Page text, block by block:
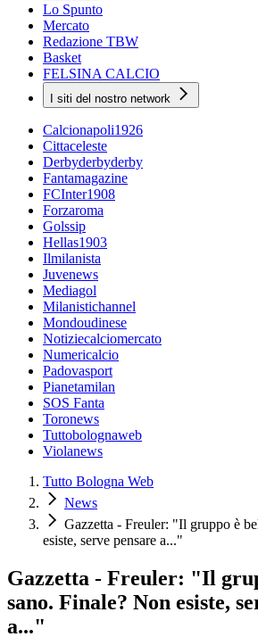
Lo Spunto
Mercato
Redazione TBW
Basket
FELSINA CALCIO
I siti del nostro network
Calcionapoli1926
Cittaceleste
Derbyderbyderby
Fantamagazine
FCInter1908
Forzaroma
Golssip
Hellas1903
Ilmilanista
Juvenews
Mediagol
Milanistichannel
Mondoudinese
Notiziecalciomercato
Numericalcio
Padovasport
Pianetamilan
SOS Fanta
Toronews
Tuttobolognaweb
Violanews
Tutto Bologna Web
News
Gazzetta - Freuler: "Il gruppo è
esiste, serve pensare a..."
Gazzetta - Freuler: "Il
sano. Finale? Non esiste,
a..."